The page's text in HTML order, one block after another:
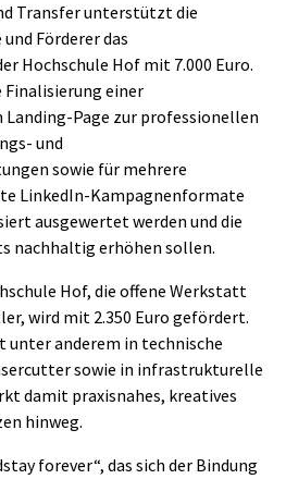
Transfer unterstützt die
Förderer das
Hochschule Hof mit 7.000 Euro.
Finalisierung einer
Page zur professionellen
und
sowie für mehrere
LinkedIn-Kampagnenformate
ausgewertet werden und die
nachhaltig erhöhen sollen.
Hof, die offene Werkstatt
wird mit 2.350 Euro gefördert.
anderem in technische
sowie in infrastrukturelle
damit praxisnahes, kreatives
hinweg.
forever“, das sich der Bindung